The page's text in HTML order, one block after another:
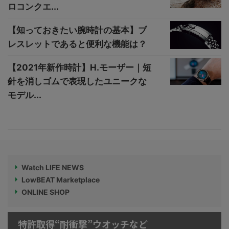
ロコンクエ...
【知っておきたい腕時計の基本】ブ
レスレットであると便利な機能は？
【2021年新作時計】H.モーザー｜短
針を消しゴムで表現したユニークな
モデル...
Watch LIFE NEWS
LowBEAT Marketplace
ONLINE SHOP
特許取得“耐衝撃”ウオッチなど